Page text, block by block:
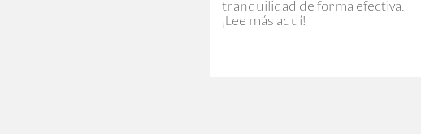
tranquilidad de forma efectiva.
¡Lee más aquí!